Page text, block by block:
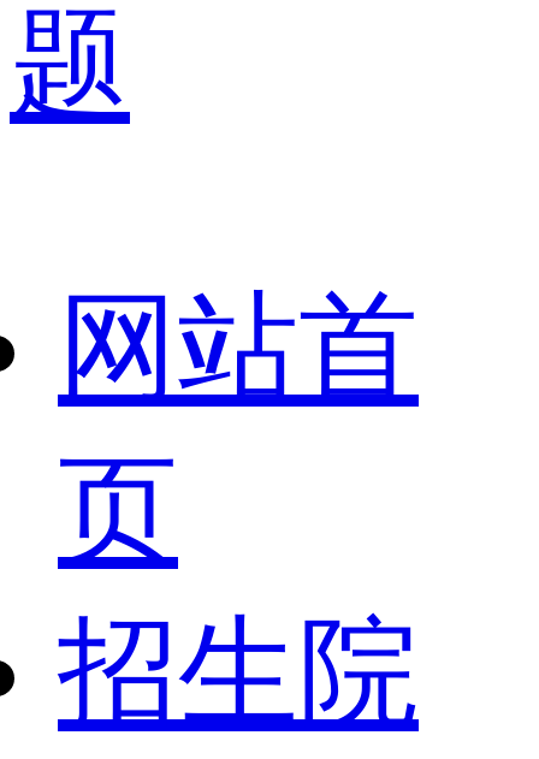
题
网站首
页
招生院